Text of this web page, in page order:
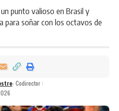
punto valioso en Brasil y
para soñar con los octavos de
- Codirector